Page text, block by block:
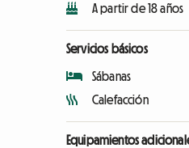
A partir de 18 años
Servicios básicos
Sábanas
Calefacción
Equipamientos